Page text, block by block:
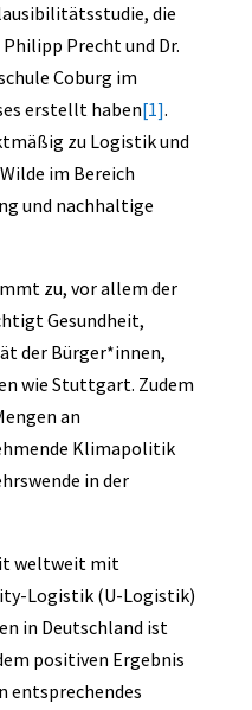
die
Precht und Dr.
Coburg im
erstellt haben[1].
zu Logistik und
im Bereich
und nachhaltige
zu, vor allem der
Gesundheit,
der Bürger*innen,
wie Stuttgart. Zudem
an
Klimapolitik
in der
weltweit mit
Logistik (U-Logistik)
in Deutschland ist
positiven Ergebnis
entsprechendes